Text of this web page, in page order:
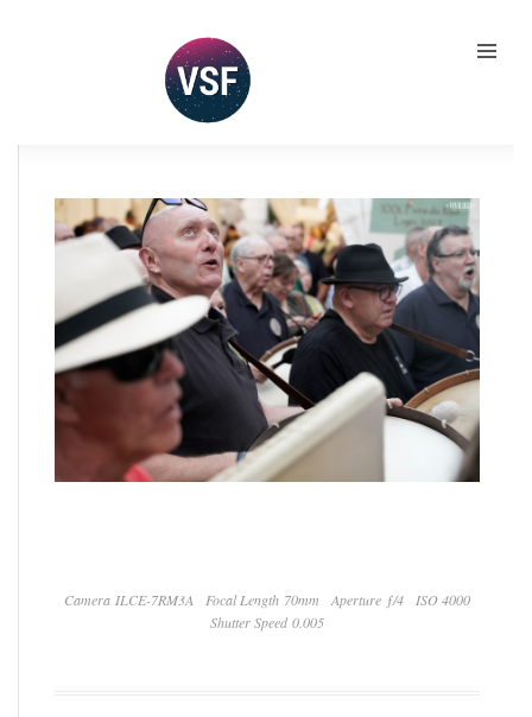
Camera ILCE-7RM3A Focal Length 70mm Aperture ƒ/4
ISO 4000
Shutter Speed 0.005